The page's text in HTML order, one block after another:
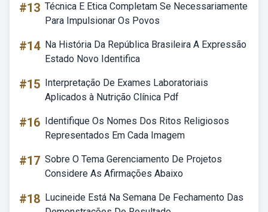
#13 Técnica E Etica Completam Se Necessariamente
Para Impulsionar Os Povos
#14 Na História Da República Brasileira A Expressão
Estado Novo Identifica
#15 Interpretação De Exames Laboratoriais
Aplicados à Nutrição Clínica Pdf
#16 Identifique Os Nomes Dos Ritos Religiosos
Representados Em Cada Imagem
#17 Sobre O Tema Gerenciamento De Projetos
Considere As Afirmações Abaixo
#18 Lucineide Está Na Semana De Fechamento Das